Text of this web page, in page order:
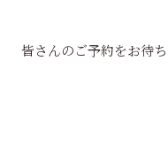
皆さんのご予約をお待ち